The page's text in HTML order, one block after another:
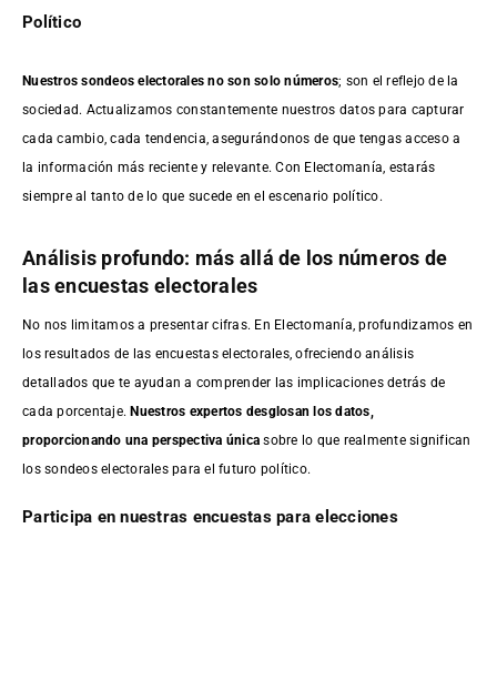
Político
Nuestros sondeos electorales no son solo números; son el reflejo de la
sociedad. Actualizamos constantemente nuestros datos para capturar
cada cambio, cada tendencia, asegurándonos de que tengas acceso a
la información más reciente y relevante. Con Electomanía, estarás
siempre al tanto de lo que sucede en el escenario político.
Análisis profundo: más allá de los números de
las encuestas electorales
No nos limitamos a presentar cifras. En Electomanía, profundizamos en
los resultados de las encuestas electorales, ofreciendo análisis
detallados que te ayudan a comprender las implicaciones detrás de
cada porcentaje.Nuestros expertos desglosan los datos,
proporcionando una perspectiva única sobre lo que realmente significan
los sondeos electorales para el futuro político.
Participa en nuestras encuestas para elecciones